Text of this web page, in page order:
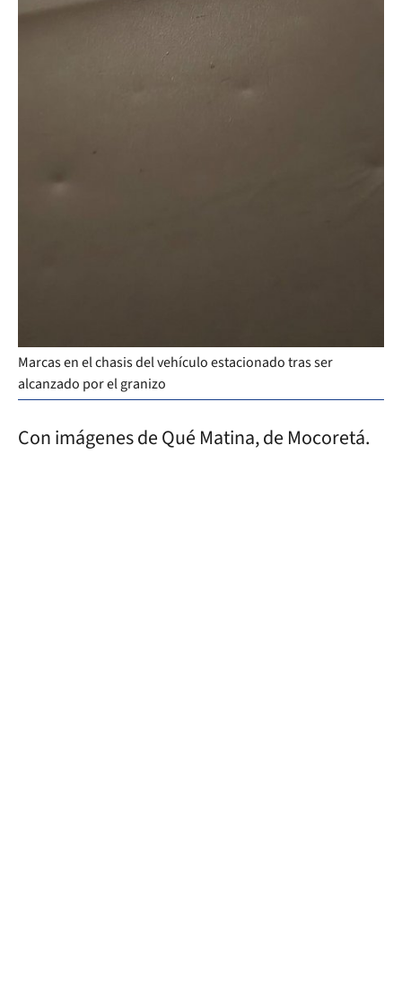
Marcas en el chasis del vehículo estacionado tras ser
alcanzado por el granizo
Con imágenes de Qué Matina, de Mocoretá.